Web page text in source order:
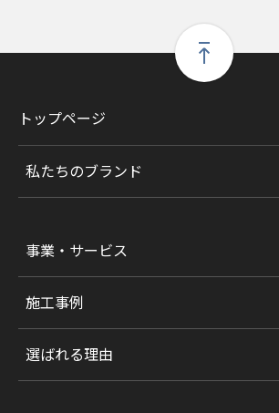
トップページ
私たちのブランド
事業・サービス
施工事例
選ばれる理由